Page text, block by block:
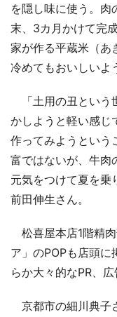
を隠し味に使う。肉
末、3カ月かけて完
家が作る平蔵米（あ
冷めてもおいしいよ
「土用の丑という
かしようと軽い感じ
作ってみようという
富ではないが、牛肉
元気をつけて夏を乗
前田伸生さん。
松喜屋本店1階精
ア」のPOPも店頭
らか大々的なPR、
京都市の細川典子